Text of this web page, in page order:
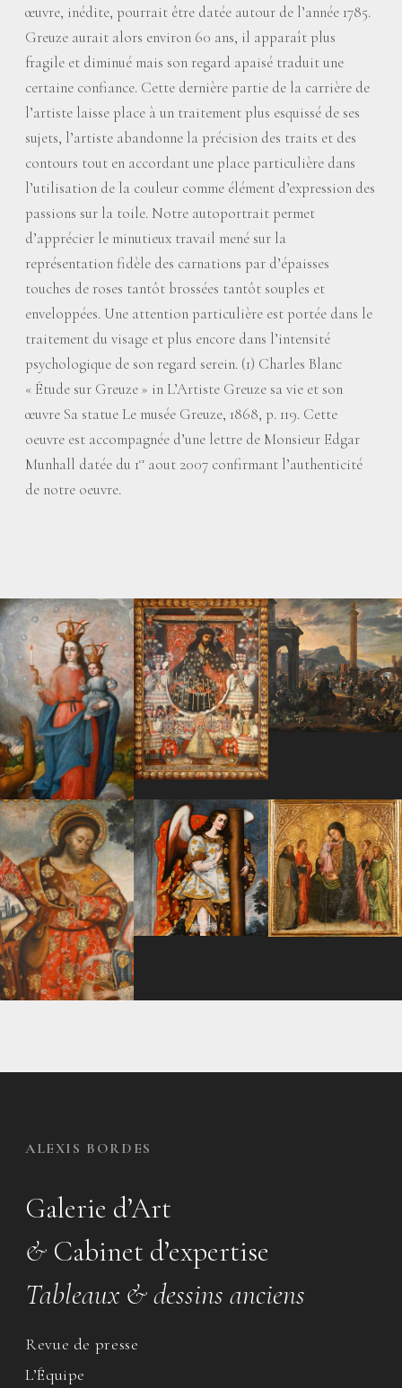
œuvre, inédite, pourrait être datée autour de l’année 1785.
Greuze aurait alors environ 60 ans, il apparaît plus
fragile et diminué mais son regard apaisé traduit une
certaine confiance. Cette dernière partie de la carrière de
l’artiste laisse place à un traitement plus esquissé de ses
sujets, l’artiste abandonne la précision des traits et des
contours tout en accordant une place particulière dans
l’utilisation de la couleur comme élément d’expression des
passions sur la toile. Notre autoportrait permet
d’apprécier le minutieux travail mené sur la
représentation fidèle des carnations par d’épaisses
touches de roses tantôt brossées tantôt souples et
enveloppées. Une attention particulière est portée dans le
traitement du visage et plus encore dans l’intensité
psychologique de son regard serein. (1) Charles Blanc
« Étude sur Greuze» in L’Artiste Greuze sa vie et son
œuvre Sa statue Le musée Greuze, 1868, p. 119. Cette
oeuvre est accompagnée d’une lettre de Monsieur Edgar
Munhall datée du 1er aout 2007 confirmant l’authenticité
de notre oeuvre.
ALEXIS BORDES
Galerie d’Art
& Cabinet d’expertise
Tableaux & dessins anciens
Revue de presse
L’Équipe